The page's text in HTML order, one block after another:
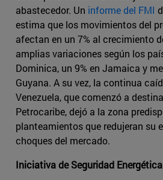
abastecedor. Un informe del FMI
estima que los movimientos del
afectan en un 7% al crecimiento
amplias variaciones según los
Dominica, un 9% en Jamaica y
Guyana. A su vez, la continua
Venezuela, que comenzó a
Petrocaribe, dejó a la zona
planteamientos que redujeran su
choques del mercado.
Iniciativa de Seguridad